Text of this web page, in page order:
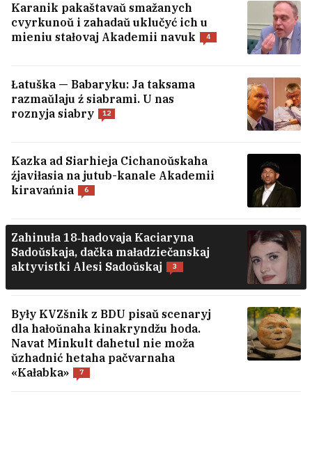
Karanik pakaštavaŭ smažanych
cvyrkunoŭ i zahadaŭ uklučyć ich u
mieniu stałovaj Akademii navuk
4
Łatuška — Babaryku: Ja taksama
razmaŭlaju ź siabrami. U nas
roznyja siabry
12
Kazka ad Siarhieja Cichanoŭskaha
źjaviłasia na jutub-kanale Akademii
kiravańnia
6
Zahinuła 18‑hadovaja Kaciaryna
Sadoŭskaja, dačka maładziečanskaj
aktyvistki Alesi Sadoŭskaj
3
Były KVZšnik z BDU pisaŭ scenaryj
dla hałoŭnaha kinakryndžu hoda.
Navat Minkult dahetul nie moža
ŭzhadnić hetaha pačvarnaha
«Kałabka»
7